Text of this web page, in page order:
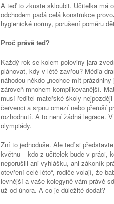
A teď to zkuste skloubit. Učitelka má
odchodem padá celá konstrukce
hygienické normy, porušení poměru
Proč právě teď?
Každý rok se kolem poloviny jara
plánovat, kdy v létě zavřou? Média
náhodou někdo „nechce mít
zároveň mnohem komplikovanější.
musí ředitel mateřské školy
červenci a srpnu omezí nebo přeruší
rozhodnutí. A to není žádná legrace.
olympiády.
Zní to jednoduše. Ale teď si
květnu – kdo z učitelek bude v práci,
neporušili ani vyhlášku, ani zákoník
otevření celé léto“, rodiče volají, že
levnější a vaše kolegyně vám právě
už od února. A co je důležité dodat?